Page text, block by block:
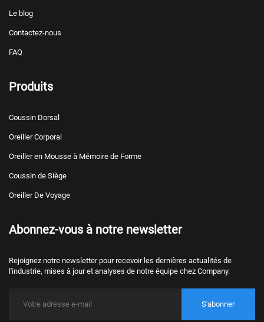
Le blog
Contactez-nous
FAQ
Produits
Coussin Dorsal
Oreiller Corporal
Oreiller en Mousse à Mémoire de Forme
Coussin de Siège
Oreiller De Voyage
Abonnez-vous à notre newsletter
Rejoignez notre newsletter pour recevoir les dernières actualités de
l'industrie, mises à jour et analyses de notre équipe chez Company.
S'abonner